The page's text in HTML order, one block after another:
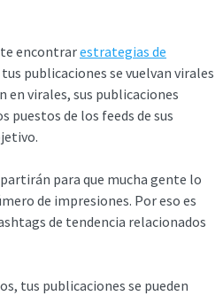
encontrarestrategias de
publicaciones se vuelvan virales
en virales, sus publicaciones
puestos de los feeds de sus
para que mucha gente lo
de impresiones. Por eso es
de tendencia relacionados
tus publicaciones se pueden